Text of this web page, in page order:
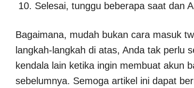
Selesai, tunggu beberapa saat dan
Bagaimana, mudah bukan cara masuk
langkah-langkah di atas, Anda tak perlu
kendala lain ketika ingin membuat akun
sebelumnya. Semoga artikel ini dapat